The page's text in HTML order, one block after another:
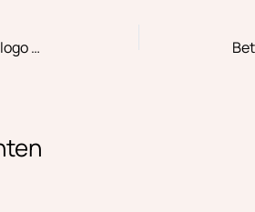
Logo ontwerpen tips: zo maak je een logo dat blijft hangen